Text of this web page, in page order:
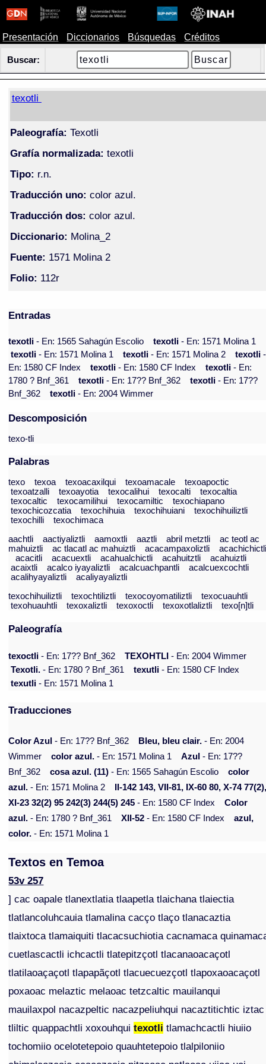
Presentación Diccionarios Búsquedas Créditos
Buscar:
texotli
Paleografía: Texotli
Grafía normalizada: texotli
Tipo: r.n.
Traducción uno: color azul.
Traducción dos: color azul.
Diccionario: Molina_2
Fuente: 1571 Molina 2
Folio: 112r
Entradas
texotli- En: 1565 Sahagún Escolio texotli- En: 1571 Molina 1
texotli- En: 1571 Molina 1 texotli- En: 1571 Molina 2 texotli-
En: 1580 CF Index
texotli- En: 1580 CF Index texotli- En:
1780 ? Bnf_361
texotli- En: 17?? Bnf_362 texotli- En: 17??
Bnf_362
texotli- En: 2004 Wimmer
Descomposición
texo-tli
Palabras
texo texoa texoacaxilqui texoamacale
texoapoctic
texoatzalli
texoayotia texocalihui texocalti
texocaltia
texocaltic
texocamilihui texocamiltic
texochiapano
texochicozcatia
texochihuia texochihuiani
texochihuiliztli
texochilli
texochimaca
aachtli
aactiyaliztli aamoxtli aaztli abril metztli
ac teotl ac
mahuiztli
ac tlacatl ac mahuiztli acacampaxoliztli
acacitli
acacuextli acahualchictli acahuitztli
acahuiztli
acaixtli
acalco iyayaliztli acalcuachpantli
acalcuexcochtli
acalihyayaliztli
acaliyayaliztli
texochihuiliztli
texochtiliztli texocoyomatiliztli
texocuauhtli
texohuauhtli
texoxaliztli texoxoctli texoxotlaliztli texo[n]tli
Paleografía
texoctli - En: 17?? Bnf_362 TEXOHTLI - En: 2004 Wimmer
Texotli. - En: 1780 ? Bnf_361 texutli - En: 1580 CF Index
texutli - En: 1571 Molina 1
Traducciones
Color Azul - En: 17?? Bnf_362 Bleu, bleu clair. - En: 2004
Wimmer
color azul. - En: 1571 Molina 1 Azul - En: 17??
Bnf_362
cosa azul. (11) - En: 1565 Sahagún Escolio
color
azul. - En: 1571 Molina 2
II-142 143, VII-81, IX-60 80, X-74
XI-23 32(2) 95 242(3) 244(5) 245 - En: 1580 CF Index
Color
azul. - En: 1780 ? Bnf_361 XII-52 - En: 1580 CF Index
azul,
color. - En: 1571 Molina 1
Textos en Temoa
53v 257
] cac oapale tlanextlatia tlaapetla tlaichana tlaiectia
tlatlancoluhcauia tlamalina cacço tlaço tlanacaztia
tlaixtoca tlamaiquiti tlacacsuchiotia cacnamaca
cuetlascactli ichcactli tlatepitzçotl tlacanaoacaçotl
tlatilaoaçaçotl tlapapãçotl tlacuecuezçotl tlapoxaoacaçotl
poxaoac melaztic melaoac tetzcaltic mauilanqui
mauilaxpol nacazpeltic nacazpeliuhqui nacaztitichtic iztac
tliltic quappachtli xoxouhquitexotli tlamachcactli hiuiio
tochomiio ocelotetepoio quauhtetepoio tlalpiloniio